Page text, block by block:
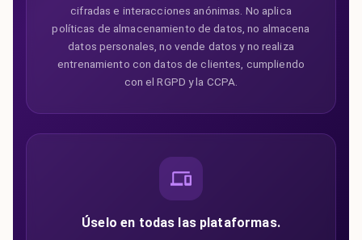
cifradas e interacciones anónimas. No aplica
políticas de almacenamiento de datos, no almacena
datos personales, no vende datos y no realiza
entrenamiento con datos de clientes, cumpliendo
con el RGPD y la CCPA.
Úselo en todas las plataformas.